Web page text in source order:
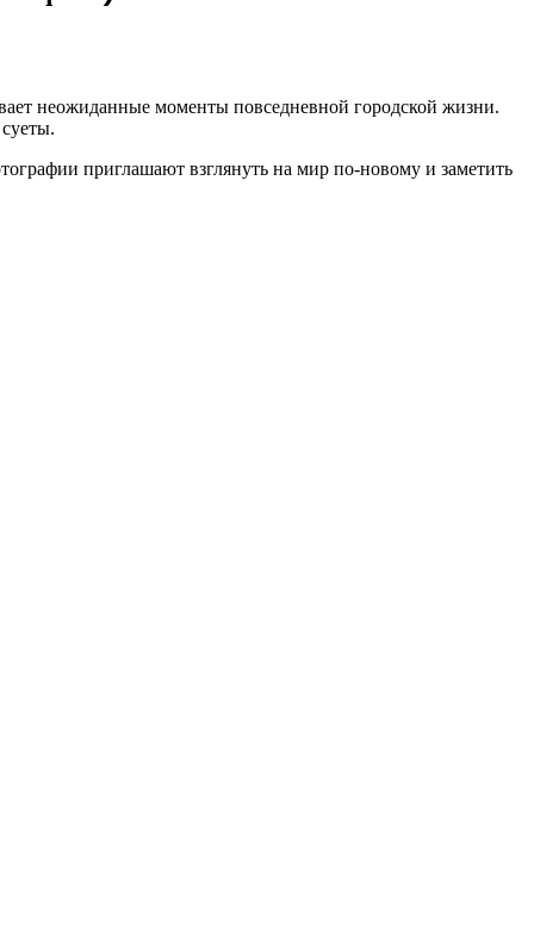
неожиданные моменты повседневной городской жизни.
приглашают взглянуть на мир по-новому и заметить